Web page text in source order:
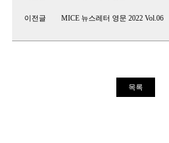
이전글 MICE 뉴스레터 영문 2022 Vol.06
목록